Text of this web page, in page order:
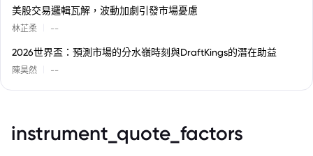
美股交易邏輯瓦解，波動加劇引發市場憂慮
林芷柔 --
2026世界盃：預測市場的分水嶺時刻與DraftKings的潛在助益
陳昊然 --
instrument_quote_factors